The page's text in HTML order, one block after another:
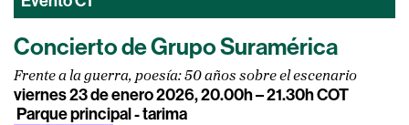
Concierto de Grupo Suramérica
Frente a la guerra, poesía: 50 años sobre el escenario
viernes 23 de enero 2026, 20.00h – 21.30h COT
Parque principal - tarima